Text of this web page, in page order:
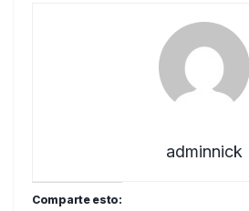
adminnick
Comparte esto: